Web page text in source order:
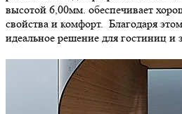
высотой 6,00мм. обеспечивает
свойства и комфорт. Благодаря
идеальное решение для гостиниц и